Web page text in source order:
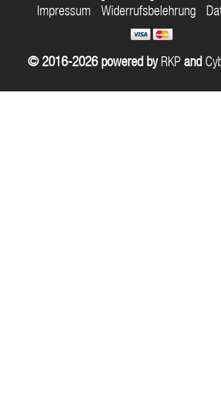
Impressum
Widerrufsbelehrung
© 2016-2026 powered by RKP and